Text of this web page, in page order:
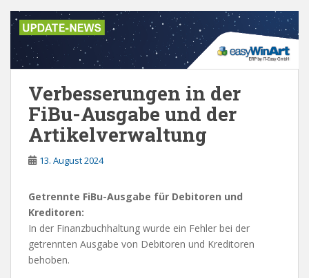
Verbesserungen in der
FiBu-Ausgabe und der
Artikelverwaltung
13. August 2024
Getrennte FiBu-Ausgabe für Debitoren und
Kreditoren:
In der Finanzbuchhaltung wurde ein Fehler bei der
getrennten Ausgabe von Debitoren und Kreditoren
behoben.